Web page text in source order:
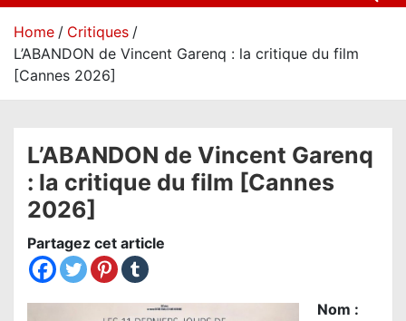
Home
Critiques
L’ABANDON de Vincent Garenq : la critique du film
[Cannes 2026]
L’ABANDON de Vincent Garenq
: la critique du film [Cannes
2026]
Partagez cet article
Nom :